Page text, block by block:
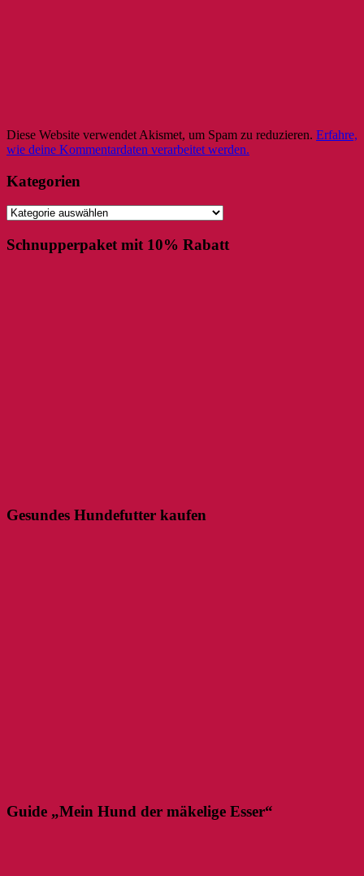
Diese Website verwendet Akismet, um Spam zu reduzieren. Erfahre,
wie deine Kommentardaten verarbeitet werden.
Kategorien
Kategorien
Schnupperpaket mit 10% Rabatt
Gesundes Hundefutter kaufen
Guide „Mein Hund der mäkelige Esser“